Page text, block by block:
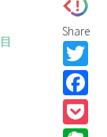
目
Share